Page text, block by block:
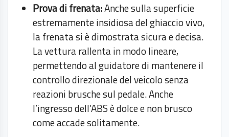
Prova di frenata:Anche sulla superficie
estremamente insidiosa del ghiaccio vivo,
la frenata si è dimostrata sicura e decisa.
La vettura rallenta in modo lineare,
permettendo al guidatore di mantenere il
controllo direzionale del veicolo senza
reazioni brusche sul pedale. Anche
l’ingresso dell’ABS è dolce e non brusco
come accade solitamente.